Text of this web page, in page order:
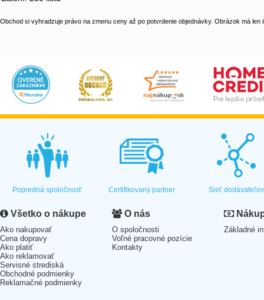
Obchod si vyhradzuje právo na zmenu ceny až po potvrdenie objednávky. Obrázok má len
Popredná spoločnosť Certifikovaný partner Sieť dodávateľov
Všetko o nákupe
Ako nakupovať
Cena dopravy
Ako platiť
Ako reklamovať
Servisné strediská
Obchodné podmienky
Reklamačné podmienky
O nás
O spoločnosti
Voľné pracovné pozície
Kontakty
Základné